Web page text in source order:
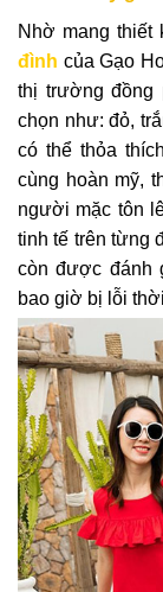
Nhờ mang
đình của Gạo
thị trường đồng
chọn như: đỏ,
có thể thỏa
cùng hoàn mỹ,
người mặc tôn
tinh tế trên từng
còn được đánh
bao giờ bị lỗi